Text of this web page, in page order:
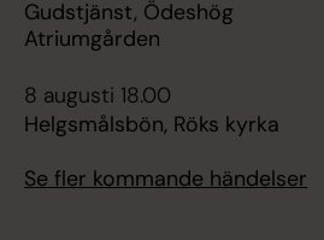
Gudstjänst, Ödeshög
Atriumgården
8 augusti 18.00
Helgsmålsbön, Röks kyrka
Se fler kommande händelser